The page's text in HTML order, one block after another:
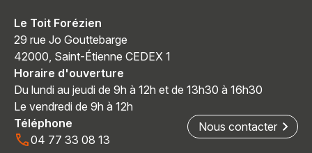
Le Toit Forézien
29 rue Jo Gouttebarge
42000, Saint-Étienne CEDEX 1
Horaire d'ouverture
Du lundi au jeudi de 9h à 12h et de 13h30 à 16h30
Le vendredi de 9h à 12h
Téléphone
04 77 33 08 13
Nous contacter